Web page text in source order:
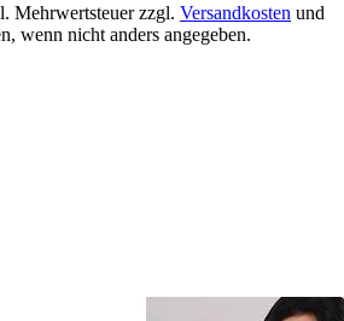
Mehrwertsteuer zzgl. Versandkosten und
wenn nicht anders angegeben.